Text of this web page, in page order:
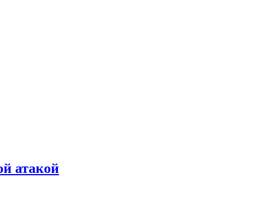
атакой